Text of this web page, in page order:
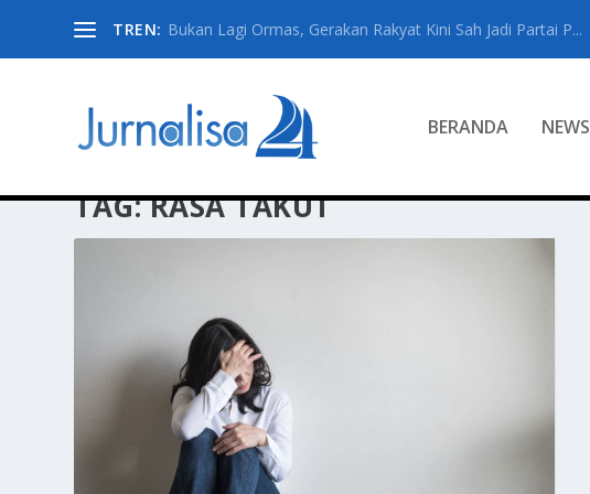
TREN: Bukan Lagi Ormas, Gerakan Rakyat Kini Sah Jadi Partai P...
BERANDA NEWS
TAG:RASA TAKUT